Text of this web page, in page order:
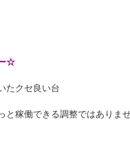
☆
たクセ良い台
と稼働できる調整ではありま